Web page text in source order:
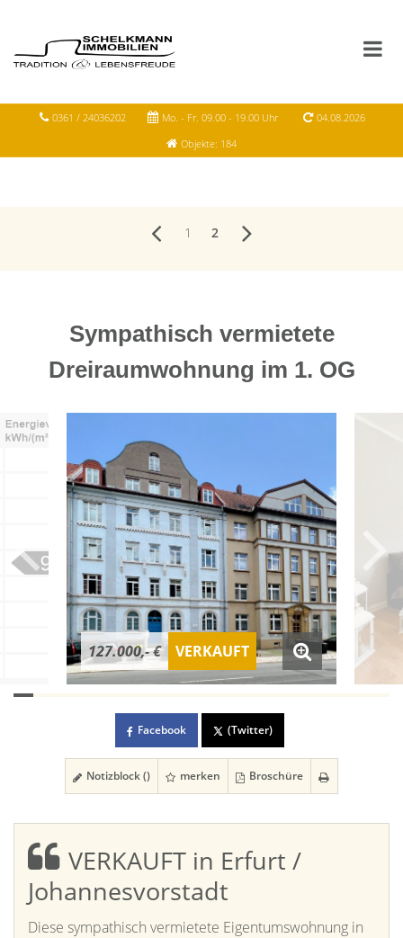
0361 / 24036202 Mo. - Fr. 09.00 - 19.00 Uhr
04.08.2026
Objekte: 184
1 2
Sympathisch vermietete
Dreiraumwohnung im 1. OG
127.000,- € VERKAUFT
Facebook (Twitter)
Notizblock () merken Broschüre
VERKAUFT in Erfurt /
Johannesvorstadt
Diese sympathisch vermietete Eigentumswohnung in